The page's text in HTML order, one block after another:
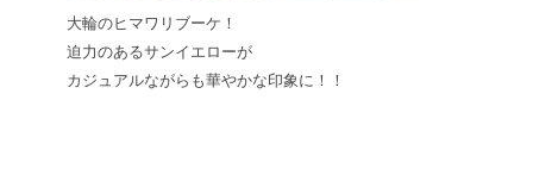
大輪のヒマワリブーケ！
迫力のあるサンイエローが
カジュアルながらも華やかな印象に！！